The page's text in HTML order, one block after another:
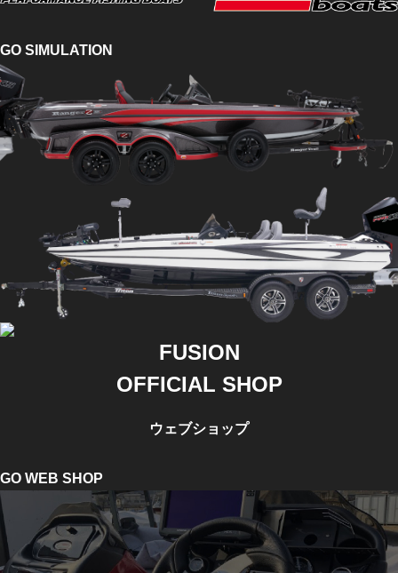
GO SIMULATION
FUSION
OFFICIAL SHOP
ウェブショップ
GO WEB SHOP